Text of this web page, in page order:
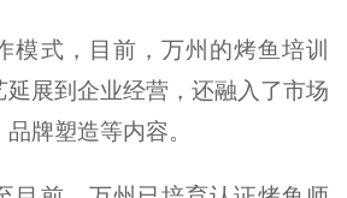
模式，目前，万州的烤鱼培训
展到企业经营，还融入了市场
牌塑造等内容。